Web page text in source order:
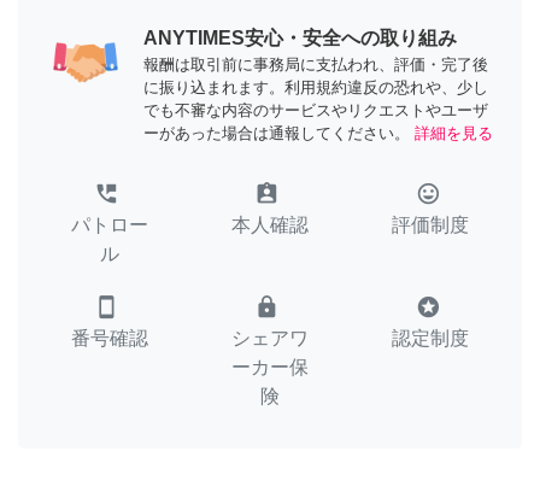
ANYTIMES安心・安全への取り組み
報酬は取引前に事務局に支払われ、評価・完了後
に振り込まれます。利用規約違反の恐れや、少し
でも不審な内容のサービスやリクエストやユーザ
ーがあった場合は通報してください。
詳細を見る
perm_phone_msg
パトロー
ル
assignment_ind
本人確認
tag_faces
評価制度
smartphone
番号確認
lock
シェアワ
ーカー保
険
stars
認定制度